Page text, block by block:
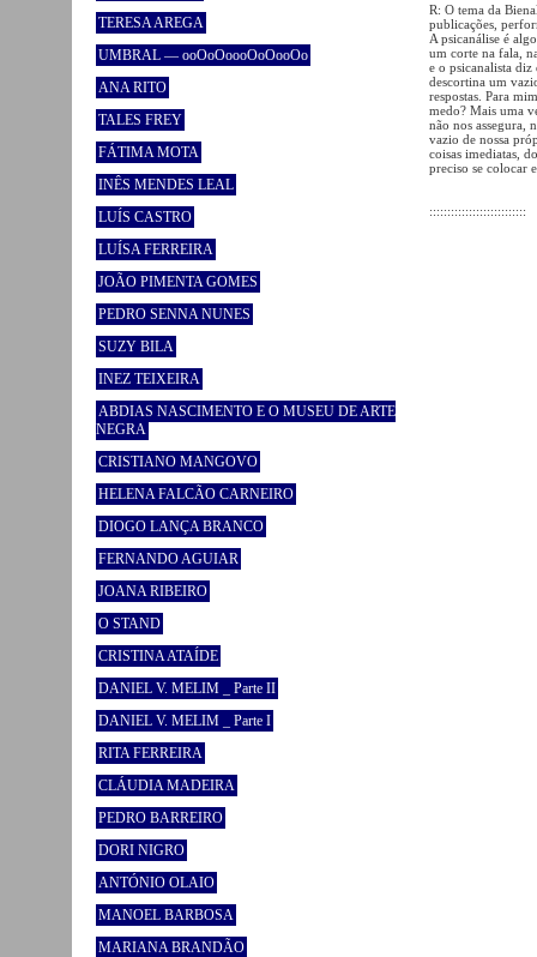
TERESA AREGA
UMBRAL — ooOoOoooOoOooOo
ANA RITO
TALES FREY
FÁTIMA MOTA
INÊS MENDES LEAL
LUÍS CASTRO
LUÍSA FERREIRA
JOÃO PIMENTA GOMES
PEDRO SENNA NUNES
SUZY BILA
INEZ TEIXEIRA
ABDIAS NASCIMENTO E O MUSEU DE ARTE
NEGRA
CRISTIANO MANGOVO
HELENA FALCÃO CARNEIRO
DIOGO LANÇA BRANCO
FERNANDO AGUIAR
JOANA RIBEIRO
O STAND
CRISTINA ATAÍDE
DANIEL V. MELIM _ Parte II
DANIEL V. MELIM _ Parte I
RITA FERREIRA
CLÁUDIA MADEIRA
PEDRO BARREIRO
DORI NIGRO
ANTÓNIO OLAIO
MANOEL BARBOSA
MARIANA BRANDÃO
R: O tema da
publicações,
A psicanálise é
um corte na fala,
e o psicanalista diz
descortina um
respostas. Para
medo? Mais uma
não nos assegura,
vazio de nossa
coisas imediatas,
preciso se colocar
:::::::::::::::::::::::::::